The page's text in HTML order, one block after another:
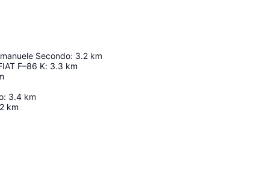
Secondo: 3.2 km
F–86 K: 3.3 km
: 3.4 km
km